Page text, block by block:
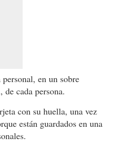
en un sobre
cada persona.
con su huella, una vez
están guardados en una